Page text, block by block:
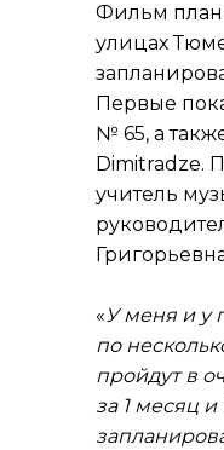
Фильм
улицах
Первые
№ 65, а
Dimitradze.
учитель
«У меня и у
по
пройдут в
за 1 месяц